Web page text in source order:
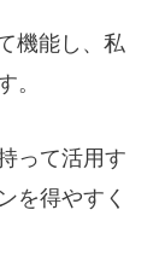
機能し、私
。
って活用す
を得やすく